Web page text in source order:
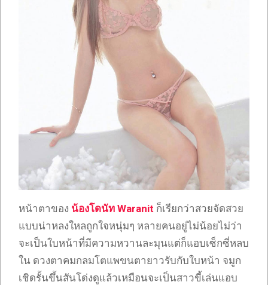
หน้าตาของ น้องโดนัท Waranit ก็เรียกว่าสวยจัดสวย
แบบน่าหลงใหลถูกใจหนุ่มๆ หลายคนอยู่ไม่น้อยไม่ว่า
จะเป็นใบหน้าที่มีความหวานละมุนแต่ก็แอบเซ็กซี่หลบ
ใน ดวงตาคมกลมโตแพขนตายาวรับกับใบหน้า จมูก
เชิดรั้นขึ้นสันโด่งดูแล้วเหมือนจะเป็นสาวขี้เล่นแอบ